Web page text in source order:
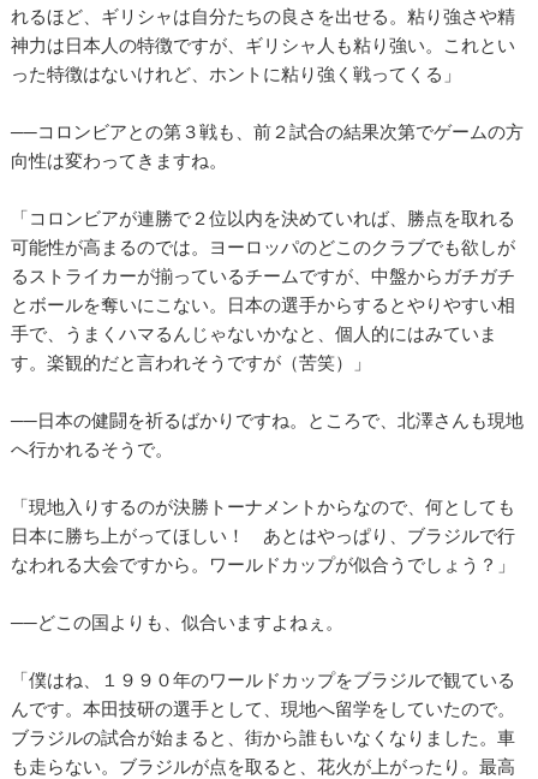
れるほど、ギリシャは自分たちの良さを出せる。粘り強さや精
神力は日本人の特徴ですが、ギリシャ人も粘り強い。これとい
った特徴はないけれど、ホントに粘り強く戦ってくる」
──コロンビアとの第３戦も、前２試合の結果次第でゲームの方
向性は変わってきますね。
「コロンビアが連勝で２位以内を決めていれば、勝点を取れる
可能性が高まるのでは。ヨーロッパのどこのクラブでも欲しが
るストライカーが揃っているチームですが、中盤からガチガチ
とボールを奪いにこない。日本の選手からするとやりやすい相
手で、うまくハマるんじゃないかなと、個人的にはみていま
す。楽観的だと言われそうですが（苦笑）」
──日本の健闘を祈るばかりですね。ところで、北澤さんも現地
へ行かれるそうで。
「現地入りするのが決勝トーナメントからなので、何としても
日本に勝ち上がってほしい！ あとはやっぱり、ブラジルで行
なわれる大会ですから。ワールドカップが似合うでしょう？」
──どこの国よりも、似合いますよねぇ。
「僕はね、１９９０年のワールドカップをブラジルで観ている
んです。本田技研の選手として、現地へ留学をしていたので。
ブラジルの試合が始まると、街から誰もいなくなりました。車
も走らない。ブラジルが点を取ると、花火が上がったり。最高